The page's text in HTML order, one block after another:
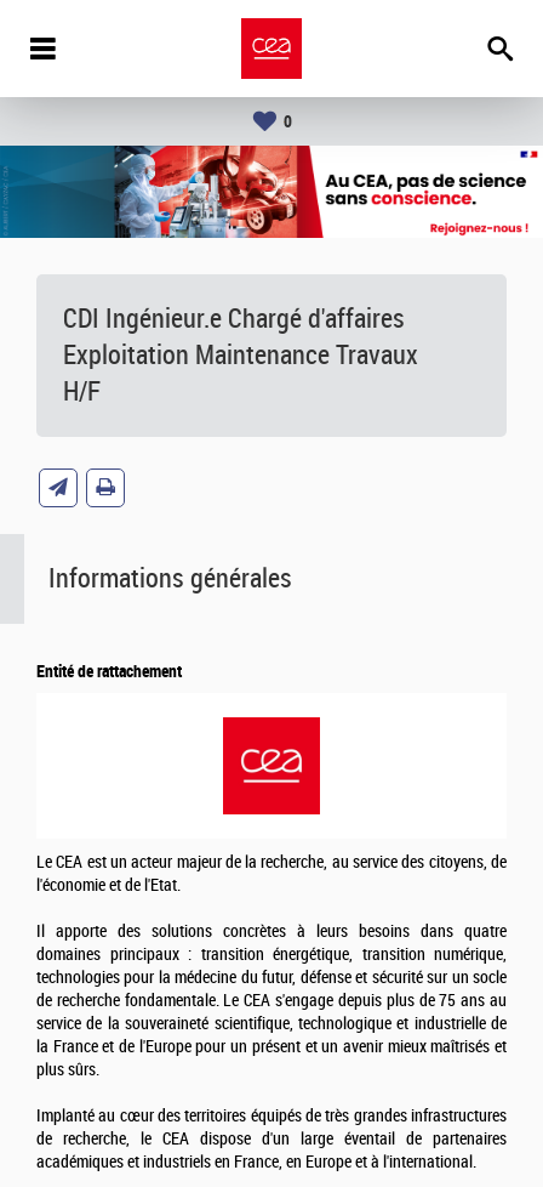
0
CDI Ingénieur.e Chargé d'affaires
Exploitation Maintenance Travaux
H/F
Informations générales
Entité de rattachement
Le CEA est un acteur majeur de la recherche, au service des citoyens, de
l'économie et de l'Etat.
Il apporte des solutions concrètes à leurs besoins dans quatre
domaines principaux : transition énergétique, transition numérique,
technologies pour la médecine du futur, défense et sécurité sur un socle
de recherche fondamentale. Le CEA s'engage depuis plus de 75 ans au
service de la souveraineté scientifique, technologique et industrielle de
la France et de l'Europe pour un présent et un avenir mieux maîtrisés et
plus sûrs.
Implanté au cœur des territoires équipés de très grandes infrastructures
de recherche, le CEA dispose d'un large éventail de partenaires
académiques et industriels en France, en Europe et à l'international.